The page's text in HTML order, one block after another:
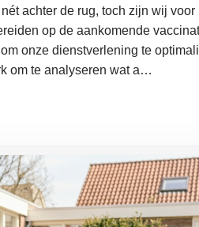
achter de rug, toch zijn wij voor
op de aankomende
onze dienstverlening te
om te analyseren wat a…